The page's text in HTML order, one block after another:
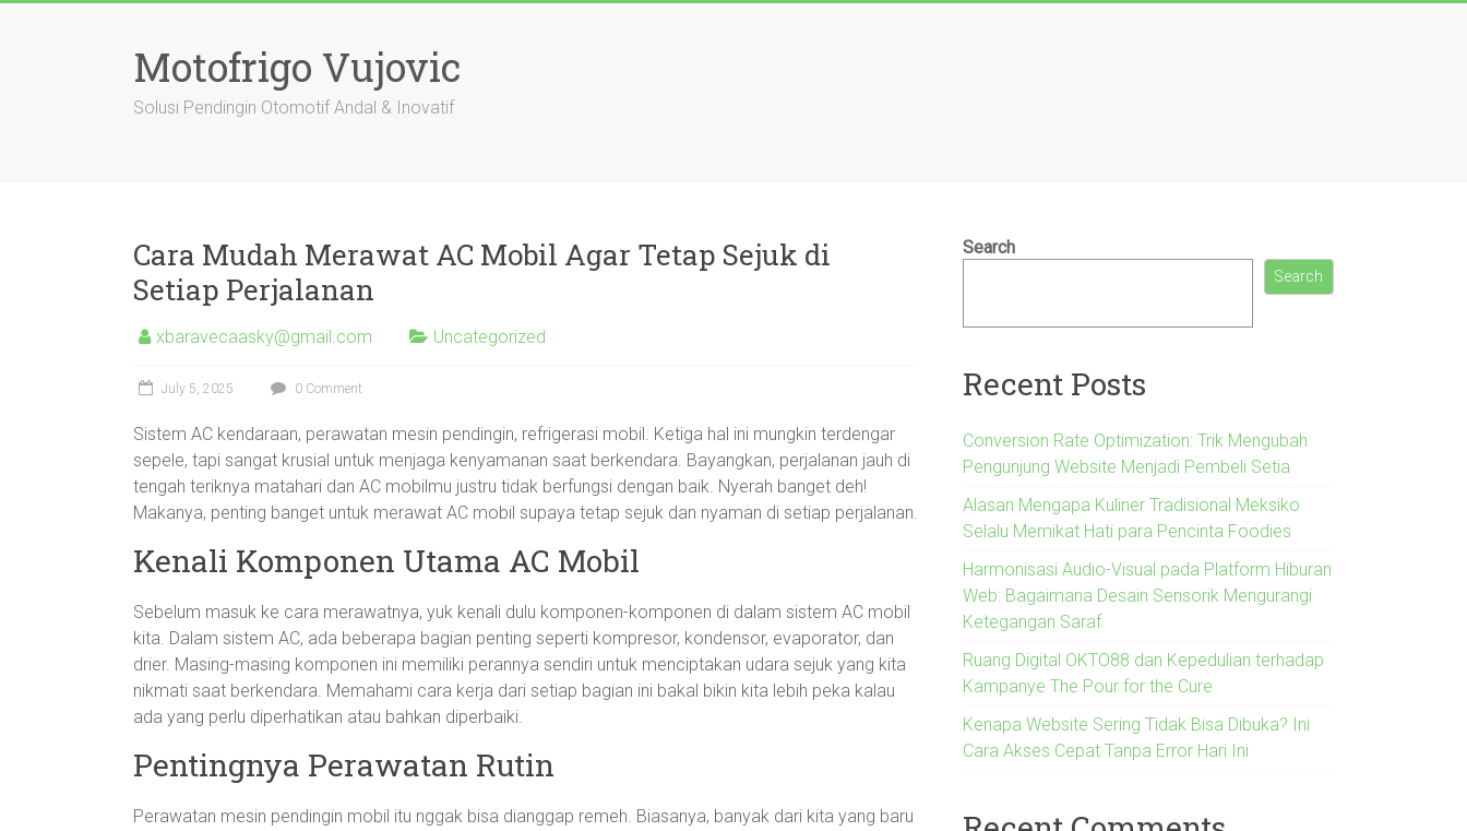
Motofrigo Vujovic
Solusi Pendingin Otomotif Andal & Inovatif
Cara Mudah Merawat AC Mobil Agar Tetap Sejuk di
Setiap Perjalanan
xbaravecaasky@gmail.com Uncategorized
July 5, 2025 0 Comment
Sistem AC kendaraan, perawatan mesin pendingin, refrigerasi mobil. Ketiga hal ini mungkin terdengar
sepele, tapi sangat krusial untuk menjaga kenyamanan saat berkendara. Bayangkan, perjalanan jauh di
tengah teriknya matahari dan AC mobilmu justru tidak berfungsi dengan baik. Nyerah banget deh!
Makanya, penting banget untuk merawat AC mobil supaya tetap sejuk dan nyaman di setiap perjalanan.
Kenali Komponen Utama AC Mobil
Sebelum masuk ke cara merawatnya, yuk kenali dulu komponen-komponen di dalam sistem AC mobil
kita. Dalam sistem AC, ada beberapa bagian penting seperti kompresor, kondensor, evaporator, dan
drier. Masing-masing komponen ini memiliki perannya sendiri untuk menciptakan udara sejuk yang kita
nikmati saat berkendara. Memahami cara kerja dari setiap bagian ini bakal bikin kita lebih peka kalau
ada yang perlu diperhatikan atau bahkan diperbaiki.
Pentingnya Perawatan Rutin
Perawatan mesin pendingin mobil itu nggak bisa dianggap remeh. Biasanya, banyak dari kita yang baru
Search
Search
Recent Posts
Conversion Rate Optimization: Trik Mengubah
Pengunjung Website Menjadi Pembeli Setia
Alasan Mengapa Kuliner Tradisional Meksiko
Selalu Memikat Hati para Pencinta Foodies
Harmonisasi Audio-Visual pada Platform Hiburan
Web: Bagaimana Desain Sensorik Mengurangi
Ketegangan Saraf
Ruang Digital OKTO88 dan Kepedulian terhadap
Kampanye The Pour for the Cure
Kenapa Website Sering Tidak Bisa Dibuka? Ini
Cara Akses Cepat Tanpa Error Hari Ini